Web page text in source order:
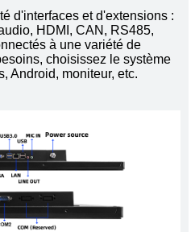
d'interfaces et d'extensions :
HDMI, CAN, RS485,
à une variété de
choisissez le système
Android, moniteur, etc.